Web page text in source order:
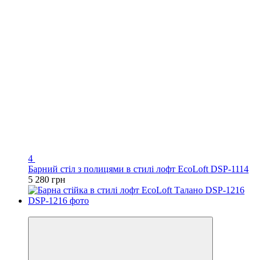
4
Барний стіл з полицями в стилі лофт EcoLoft DSP-1114
5 280 грн